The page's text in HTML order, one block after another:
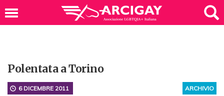
Polentata a Torino
ARCHIVIO
6 DICEMBRE 2011